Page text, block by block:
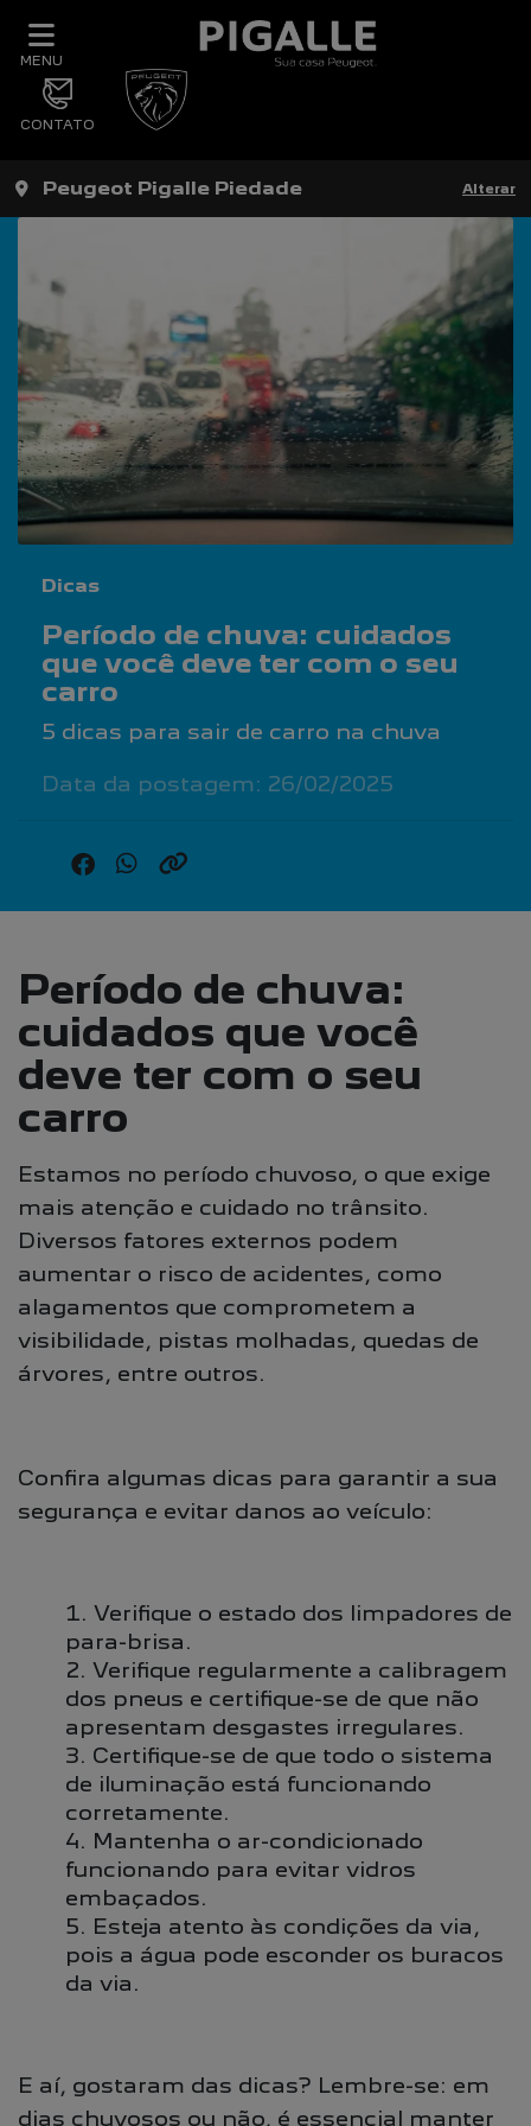
MENU
CONTATO
Peugeot Pigalle Piedade Alterar
Dicas
Período de chuva: cuidados
que você deve ter com o seu
carro
5 dicas para sair de carro na chuva
Data da postagem: 26/02/2025
Período de chuva:
cuidados que você
deve ter com o seu
carro
Estamos no período chuvoso, o que exige
mais atenção e cuidado no trânsito.
Diversos fatores externos podem
aumentar o risco de acidentes, como
alagamentos que comprometem a
visibilidade, pistas molhadas, quedas de
árvores, entre outros.
Confira algumas dicas para garantir a sua
segurança e evitar danos ao veículo:
Verifique o estado dos limpadores de
para-brisa.
Verifique regularmente a calibragem
dos pneus e certifique-se de que não
apresentam desgastes irregulares.
Certifique-se de que todo o sistema
de iluminação está funcionando
corretamente.
Mantenha o ar-condicionado
funcionando para evitar vidros
embaçados.
Esteja atento às condições da via,
pois a água pode esconder os buracos
da via.
E aí, gostaram das dicas? Lembre-se: em
dias chuvosos ou não, é essencial manter